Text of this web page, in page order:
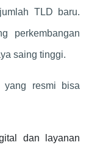
TLD baru.
perkembangan
saing tinggi.
yang resmi bisa
dan layanan